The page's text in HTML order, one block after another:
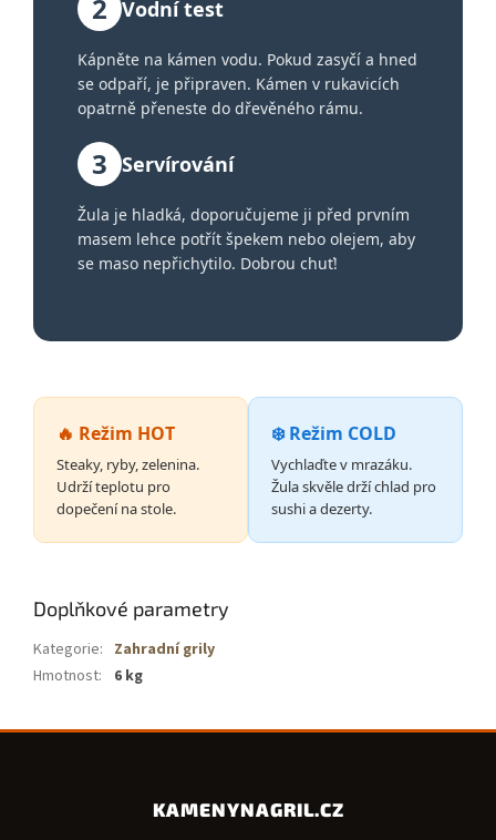
2 Vodní test
Kápněte na kámen vodu. Pokud zasyčí a hned
se odpaří, je připraven. Kámen v rukavicích
opatrně přeneste do dřevěného rámu.
3 Servírování
Žula je hladká, doporučujeme ji před prvním
masem lehce potřít špekem nebo olejem, aby
se maso nepřichytilo. Dobrou chuť!
🔥 Režim HOT
Steaky, ryby, zelenina.
Udrží teplotu pro
dopečení na stole.
❄️ Režim COLD
Vychlaďte v mrazáku.
Žula skvěle drží chlad pro
sushi a dezerty.
Doplňkové parametry
Kategorie: Zahradní grily
Hmotnost: 6 kg
KAMENYNAGRIL.CZ